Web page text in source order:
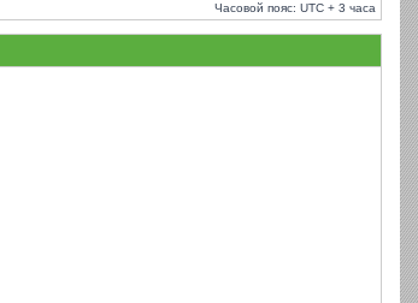
Часовой пояс: UTC + 3 часа